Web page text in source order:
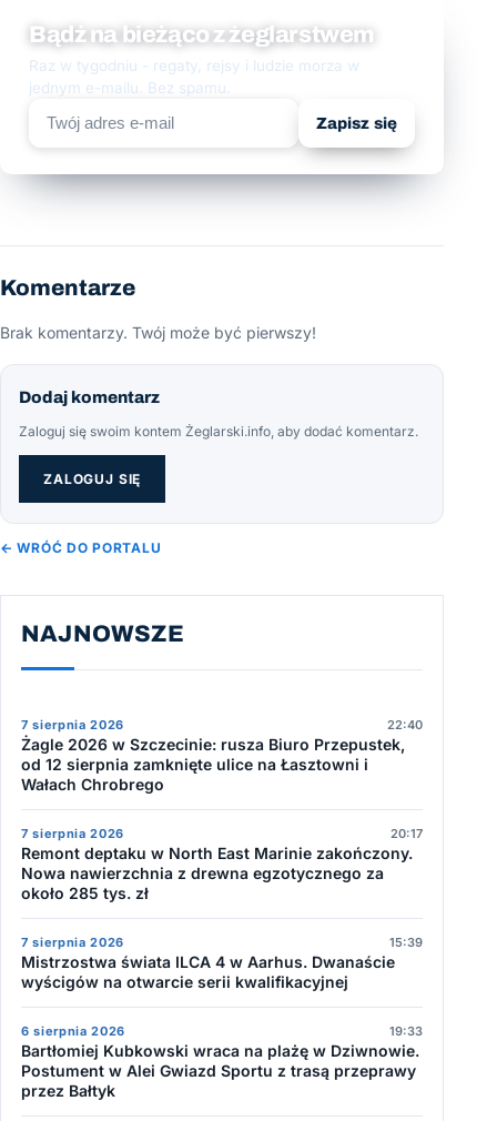
Bądź na bieżąco z żeglarstwem
Raz w tygodniu - regaty, rejsy i ludzie morza w
jednym e-mailu. Bez spamu.
Zapisz się
Komentarze
Brak komentarzy. Twój może być pierwszy!
Dodaj komentarz
Zaloguj się swoim kontem Żeglarski.info, aby dodać komentarz.
ZALOGUJ SIĘ
← WRÓĆ DO PORTALU
NAJNOWSZE
7 sierpnia 2026 22:40
Żagle 2026 w Szczecinie: rusza Biuro Przepustek,
od 12 sierpnia zamknięte ulice na Łasztowni i
Wałach Chrobrego
7 sierpnia 2026 20:17
Remont deptaku w North East Marinie zakończony.
Nowa nawierzchnia z drewna egzotycznego za
około 285 tys. zł
7 sierpnia 2026 15:39
Mistrzostwa świata ILCA 4 w Aarhus. Dwanaście
wyścigów na otwarcie serii kwalifikacyjnej
6 sierpnia 2026 19:33
Bartłomiej Kubkowski wraca na plażę w Dziwnowie.
Postument w Alei Gwiazd Sportu z trasą przeprawy
przez Bałtyk